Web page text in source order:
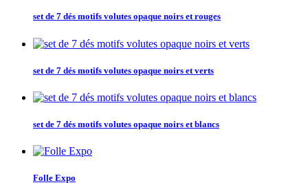
set de 7 dés motifs volutes opaque noirs et rouges
set de 7 dés motifs volutes opaque noirs et verts
set de 7 dés motifs volutes opaque noirs et blancs
Folle Expo